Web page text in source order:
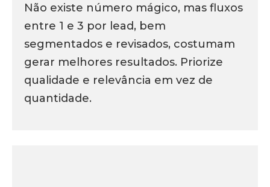
Não existe número mágico, mas fluxos
entre 1 e 3 por lead, bem
segmentados e revisados, costumam
gerar melhores resultados. Priorize
qualidade e relevância em vez de
quantidade.